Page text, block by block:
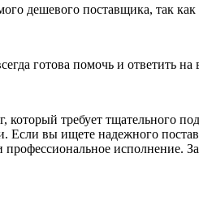
дешевого поставщика, так
готова помочь и ответить
требует тщательного
Если вы ищете надежного
исполнение.